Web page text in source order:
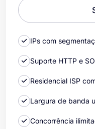
IPs com
Suporte HTTP e
Residencial ISP
Largura de banda
Concorrência